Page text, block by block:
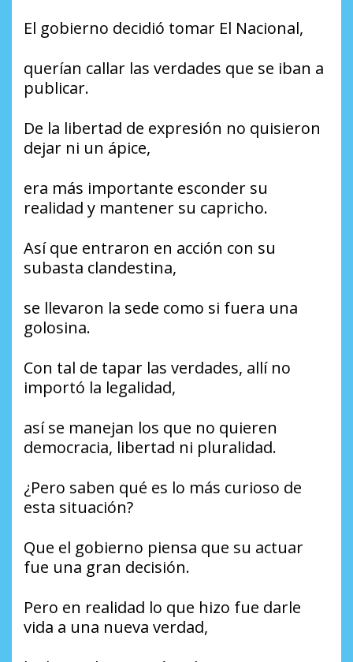
El gobierno decidió tomar El Nacional,
querían callar las verdades que se iban a
publicar.
De la libertad de expresión no quisieron
dejar ni un ápice,
era más importante esconder su
realidad y mantener su capricho.
Así que entraron en acción con su
subasta clandestina,
se llevaron la sede como si fuera una
golosina.
Con tal de tapar las verdades, allí no
importó la legalidad,
así se manejan los que no quieren
democracia, libertad ni pluralidad.
¿Pero saben qué es lo más curioso de
esta situación?
Que el gobierno piensa que su actuar
fue una gran decisión.
Pero en realidad lo que hizo fue darle
vida a una nueva verdad,